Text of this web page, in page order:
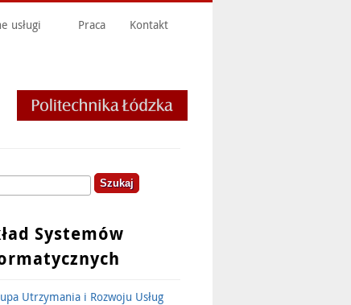
usługi Praca Kontakt
wyszukiwania
Systemów
Utrzymania i Rozwoju Usług